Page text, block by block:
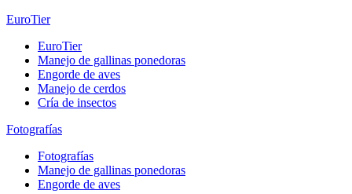
EuroTier
EuroTier
Manejo de gallinas ponedoras
Engorde de aves
Manejo de cerdos
Cría de insectos
Fotografías
Fotografías
Manejo de gallinas ponedoras
Engorde de aves